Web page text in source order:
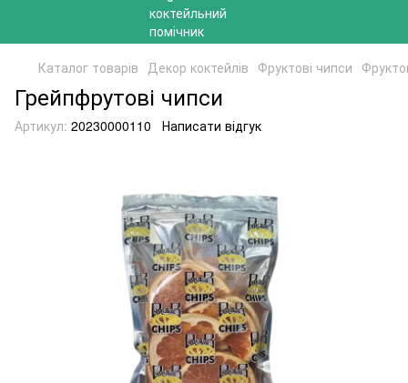
Каталог товарів Декор коктейлів Фруктові чипси
Грейпфрутові чипси
Артикул: 20230000110 Написати відгук